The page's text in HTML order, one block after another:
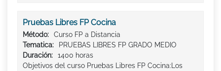
Pruebas Libres FP Cocina
Método:
Curso FP a Distancia
Tematica:
PRUEBAS LIBRES FP GRADO MEDIO
Duración:
1400 horas
Objetivos del curso Pruebas Libres FP Cocina:Los